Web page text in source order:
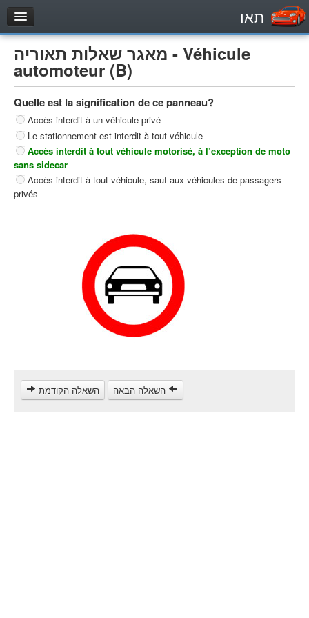
תאו
עמוד הבית
מבחן
Véhicule automoteur (B)
Motocycle (A)
Tracteurs (1)
Véhicule Poids lourds (C1)
Poids lourds/remorque (C)
Transport en Commun (D)
Véhicule automoteur (B)
Véhicule Poids lourds (C1)
Poids lourds/remorque (C)
קורס תאוריה
ספר תאוריה
מאגר שאלות תאוריה - Véhicule
automoteur (B)
Quelle est la signification de ce panneau?
Accès interdit à un véhicule privé
Le stationnement est interdit à tout véhicule
Accès interdit à tout véhicule motorisé, à l’exception de moto
sans sidecar
Accès interdit à tout véhicule, sauf aux véhicules de passagers
privés
השאלה הקודמת